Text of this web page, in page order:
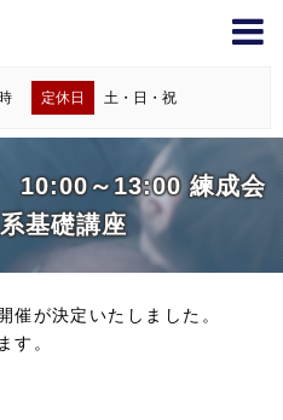
定休日 土・日・祝
10:00～13:00 練成会
基礎講座
催が決定いたしました。
す。